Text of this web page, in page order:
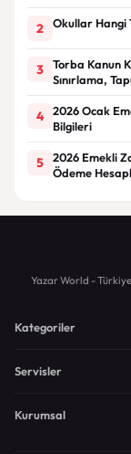
2 Okullar Hangi
3
Torba Kanun
Sınırlama,
4
2026 Ocak
Bilgileri
5
2026 Emekli
Ödeme
Yazar World -
Kategoriler
Servisler
Kurumsal